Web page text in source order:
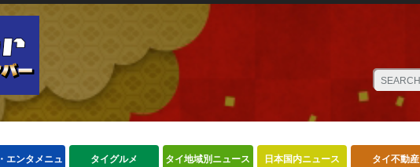
エンタメニュ タイグルメ タイ地域別ニュース 日本国内ニュース タイ不動産